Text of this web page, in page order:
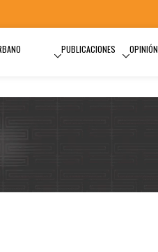
PUBLICACIONES OPINIÓN